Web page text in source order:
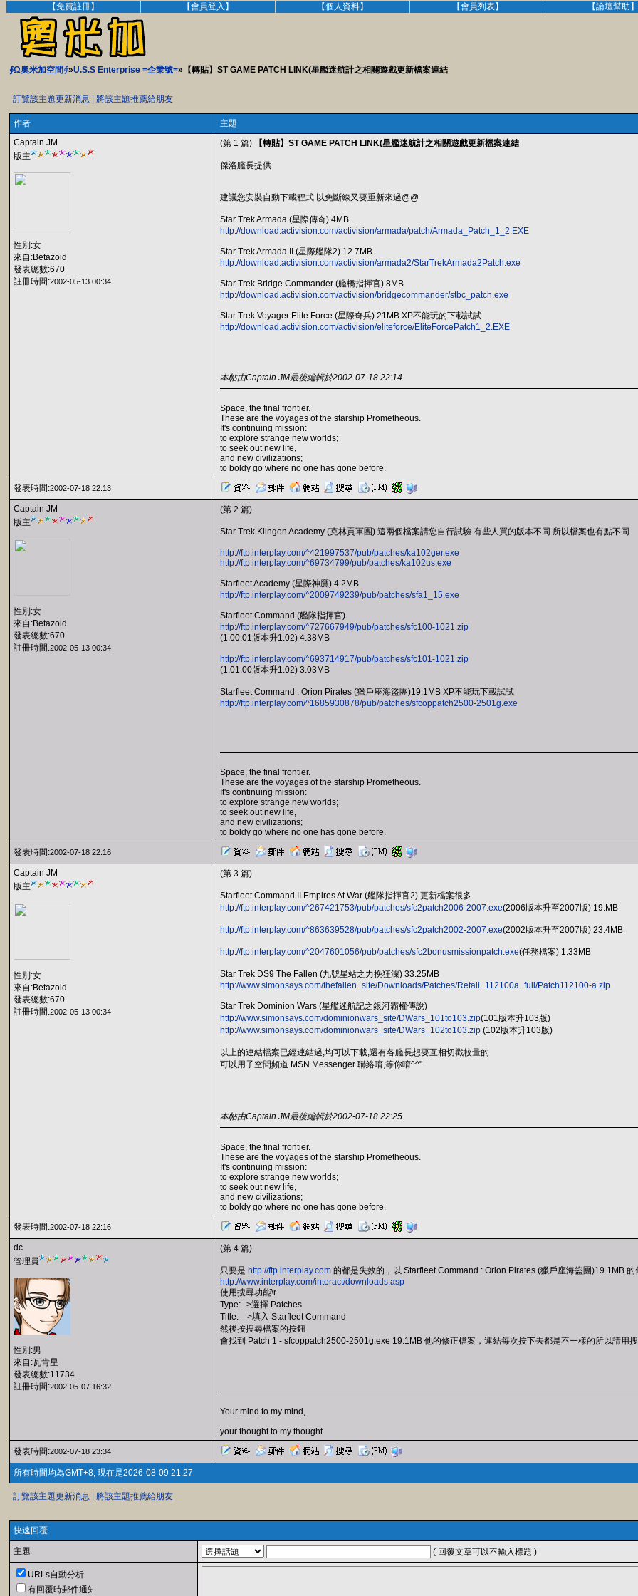
【免費註冊】 【會員登入】 【個人資料】 【會員列表】 【論壇幫助】
∮Ω奧米加空間∮»U.S.S Enterprise =企業號=»【轉貼】ST GAME PATCH LINK(星艦迷航計之相關遊戲更新檔案連結
訂覽該主題更新消息 將該主題推薦給朋友
作者
主題
Captain JM
版主
性別:女
來自:Betazoid
發表總數:670
註冊時間:2002-05-13 00:34
(第 1 篇) 【轉貼】ST GAME PATCH LINK(星艦迷航計之相關遊戲更新檔案連結
傑洛艦長提供
建議您安裝自動下載程式 以免斷線又要重新來過@@
Star Trek Armada (星際傳奇) 4MB
http://download.activision.com/activision/armada/patch/Armada_Patch_1_2.EXE
Star Trek Armada II (星際艦隊2) 12.7MB
http://download.activision.com/activision/armada2/StarTrekArmada2Patch.exe
Star Trek Bridge Commander (艦橋指揮官) 8MB
http://download.activision.com/activision/bridgecommander/stbc_patch.exe
Star Trek Voyager Elite Force (星際奇兵) 21MB XP不能玩的下載試試
http://download.activision.com/activision/eliteforce/EliteForcePatch1_2.EXE
本帖由Captain JM最後編輯於2002-07-18 22:14
Space, the final frontier.
These are the voyages of the starship Prometheous.
It's continuing mission:
to explore strange new worlds;
to seek out new life,
and new civilizations;
to boldy go where no one has gone before.
發表時間:2002-07-18 22:13
Captain JM
版主
性別:女
來自:Betazoid
發表總數:670
註冊時間:2002-05-13 00:34
(第 2 篇)
Star Trek Klingon Academy (克林貢軍團) 這兩個檔案請您自行試驗 有些人買的版本不同 所以檔案也有點不同
http://ftp.interplay.com/^421997537/pub/patches/ka102ger.exe
http://ftp.interplay.com/^69734799/pub/patches/ka102us.exe
Starfleet Academy (星際神鷹) 4.2MB
http://ftp.interplay.com/^2009749239/pub/patches/sfa1_15.exe
Starfleet Command (艦隊指揮官)
http://ftp.interplay.com/^727667949/pub/patches/sfc100-1021.zip
(1.00.01版本升1.02) 4.38MB
http://ftp.interplay.com/^693714917/pub/patches/sfc101-1021.zip
(1.01.00版本升1.02) 3.03MB
Starfleet Command : Orion Pirates (獵戶座海盜團)19.1MB XP不能玩下載試試
http://ftp.interplay.com/^1685930878/pub/patches/sfcoppatch2500-2501g.exe
Space, the final frontier.
These are the voyages of the starship Prometheous.
It's continuing mission:
to explore strange new worlds;
to seek out new life,
and new civilizations;
to boldy go where no one has gone before.
發表時間:2002-07-18 22:16
Captain JM
版主
性別:女
來自:Betazoid
發表總數:670
註冊時間:2002-05-13 00:34
(第 3 篇)
Starfleet Command II Empires At War (艦隊指揮官2) 更新檔案很多
http://ftp.interplay.com/^267421753/pub/patches/sfc2patch2006-2007.exe(2006版本升至2007版) 19.MB
http://ftp.interplay.com/^863639528/pub/patches/sfc2patch2002-2007.exe(2002版本升至2007版) 23.4MB
http://ftp.interplay.com/^2047601056/pub/patches/sfc2bonusmissionpatch.exe(任務檔案) 1.33MB
Star Trek DS9 The Fallen (九號星站之力挽狂瀾) 33.25MB
http://www.simonsays.com/thefallen_site/Downloads/Patches/Retail_112100a_full/Patch112100-a.zip
Star Trek Dominion Wars (星艦迷航記之銀河霸權傳說)
http://www.simonsays.com/dominionwars_site/DWars_101to103.zip(101版本升103版)
http://www.simonsays.com/dominionwars_site/DWars_102to103.zip (102版本升103版)
以上的連結檔案已經連結過,均可以下載,還有各艦長想要互相切戳較量的
可以用子空間頻道 MSN Messenger 聯絡唷,等你唷^^"
本帖由Captain JM最後編輯於2002-07-18 22:25
Space, the final frontier.
These are the voyages of the starship Prometheous.
It's continuing mission:
to explore strange new worlds;
to seek out new life,
and new civilizations;
to boldy go where no one has gone before.
發表時間:2002-07-18 22:16
dc
管理員
性別:男
來自:瓦肯星
發表總數:11734
註冊時間:2002-05-07 16:32
(第 4 篇)
只要是 http://ftp.interplay.com 的都是失效的，以 Starfleet Command : Orion Pirates (獵戶座海盜團)19.1MB 的
http://www.interplay.com/interact/downloads.asp
使用搜尋功能\r
Type:-->選擇 Patches
Title:--->填入 Starfleet Command
然後按搜尋檔案的按鈕
會找到 Patch 1 - sfcoppatch2500-2501g.exe 19.1MB 他的修正檔案，連結每次按下去都是不一樣的所以請用
Your mind to my mind,
your thought to my thought
發表時間:2002-07-18 23:34
所有時間均為GMT+8, 現在是2026-08-09 21:27
訂覽該主題更新消息 將該主題推薦給朋友
快速回覆
主題 ( 回覆文章可以不輸入標題 )
URLs自動分析
有回覆時郵件通知